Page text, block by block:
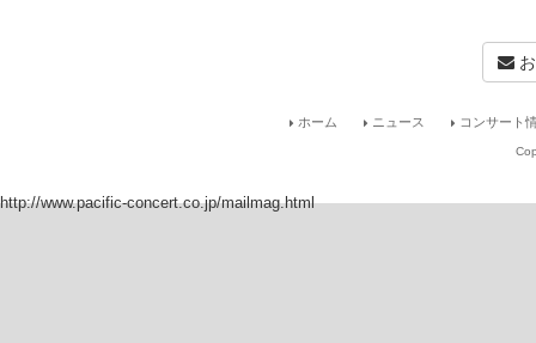
ホーム ニュース コンサート
http://www.pacific-concert.co.jp/mailmag.html